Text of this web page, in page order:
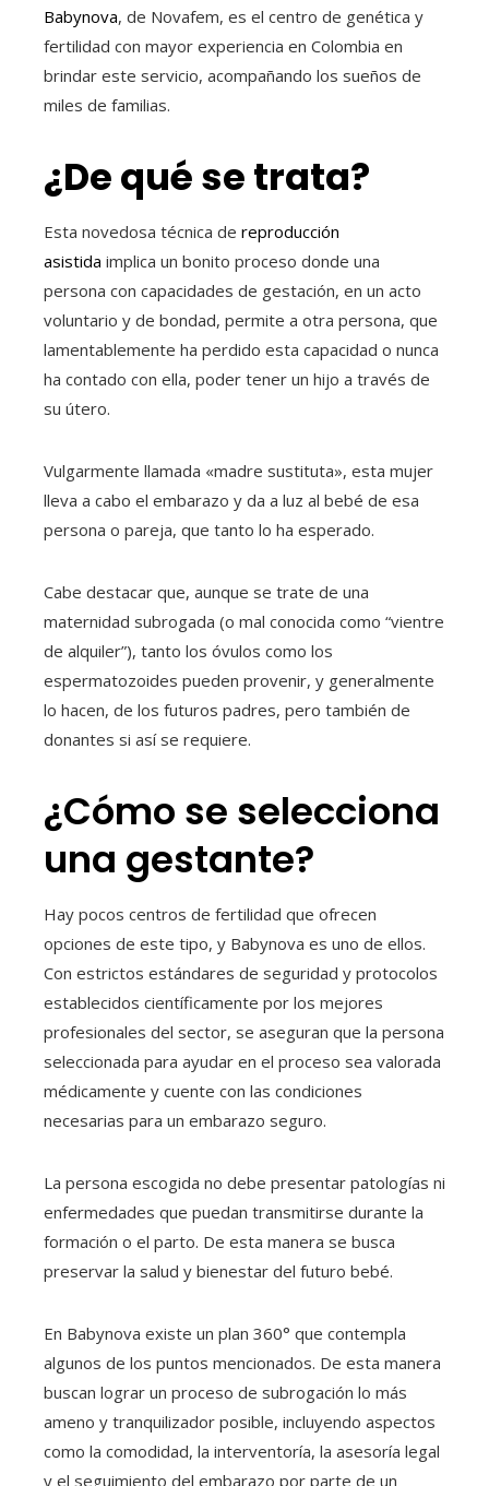
Babynova, de Novafem, es el centro de genética y
fertilidad con mayor experiencia en Colombia en
brindar este servicio, acompañando los sueños de
miles de familias.
¿De qué se trata?
Esta novedosa técnica de reproducción
asistida implica un bonito proceso donde una
persona con capacidades de gestación, en un acto
voluntario y de bondad, permite a otra persona, que
lamentablemente ha perdido esta capacidad o nunca
ha contado con ella, poder tener un hijo a través de
su útero.
Vulgarmente llamada «madre sustituta», esta mujer
lleva a cabo el embarazo y da a luz al bebé de esa
persona o pareja, que tanto lo ha esperado.
Cabe destacar que, aunque se trate de una
maternidad subrogada (o mal conocida como “vientre
de alquiler”), tanto los óvulos como los
espermatozoides pueden provenir, y generalmente
lo hacen, de los futuros padres, pero también de
donantes si así se requiere.
¿Cómo se selecciona
una gestante?
Hay pocos centros de fertilidad que ofrecen
opciones de este tipo, y Babynova es uno de ellos.
Con estrictos estándares de seguridad y protocolos
establecidos científicamente por los mejores
profesionales del sector, se aseguran que la persona
seleccionada para ayudar en el proceso sea valorada
médicamente y cuente con las condiciones
necesarias para un embarazo seguro.
La persona escogida no debe presentar patologías ni
enfermedades que puedan transmitirse durante la
formación o el parto. De esta manera se busca
preservar la salud y bienestar del futuro bebé.
En Babynova existe un plan 360° que contempla
algunos de los puntos mencionados. De esta manera
buscan lograr un proceso de subrogación lo más
ameno y tranquilizador posible, incluyendo aspectos
como la comodidad, la interventoría, la asesoría legal
y el seguimiento del embarazo por parte de un